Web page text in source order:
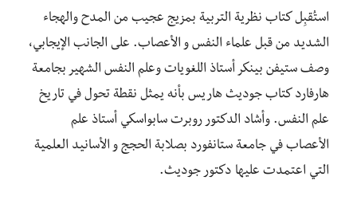
استُقبِل كتاب نظرية التربية بمزيج عجيب من المدح والهجاء
الشديد من قبل علماء النفس و الأعصاب. على الجانب الإيجابي،
وصف ستيفن بينكر أستاذ اللغويات وعلم النفس الشهير بجامعة
هارفارد كتاب جوديث هاريس بأنه يمثل نقطة تحول في تاريخ
علم النفس. وأشاد الدكتور روبرت سابواسكي أستاذ علم
الأعصاب في جامعة ستانفورد بصلابة الحجج و الأسانيد العلمية
التي اعتمدت عليها دكتور جوديث.